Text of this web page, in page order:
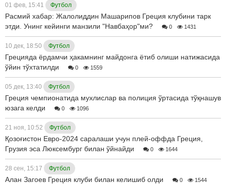
01 фев, 15:41 Футбол
Расмий хабар: Жалолиддин Машарипов Греция клубини тарк
этди. Унинг кейинги манзили "Навбаҳор"ми?
0 1431
10 дек, 18:50 Футбол
Грецияда ёрдамчи ҳакамнинг майдонга ётиб олиши натижасида
ўйин тўхтатилди
0 1559
05 дек, 13:40 Футбол
Греция чемпионатида мухлислар ва полиция ўртасида тўқнашув
юзага келди
0 1096
21 ноя, 10:52 Футбол
Қозоғистон Евро-2024 саралаши учун плей-оффда Греция,
Грузия эса Люксембург билан ўйнайди
0 1644
28 сен, 15:17 Футбол
Алан Загоев Греция клуби билан келишиб олди 0 1544